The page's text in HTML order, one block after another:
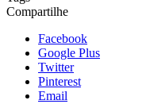
Compartilhe
Facebook
Google Plus
Twitter
Pinterest
Email